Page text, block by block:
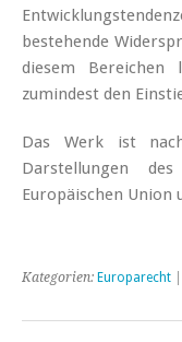
bestehende
diesem
zumindest den
Das Werk ist
Darstellungen
Europäischen Union
Kategorien: Europarecht